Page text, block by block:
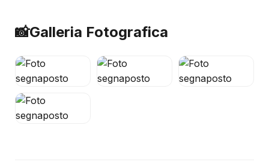
📸Galleria Fotografica